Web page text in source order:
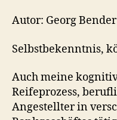
Autor: Georg Bender
Selbstbekenntnis,
Auch meine
Reifeprozess,
Angestellter in